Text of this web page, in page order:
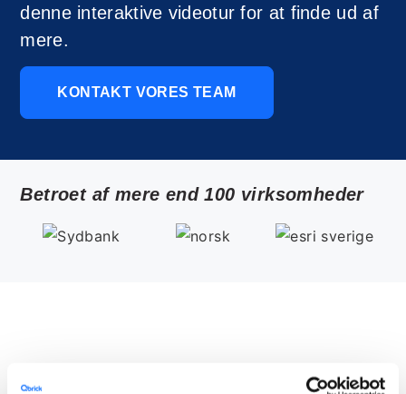
denne interaktive videotur for at finde ud af
mere.
KONTAKT VORES TEAM
Betroet af mere end 100 virksomheder